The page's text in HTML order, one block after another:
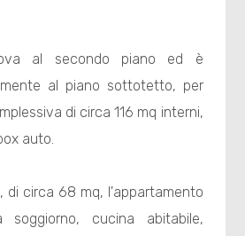
al secondo piano ed è
al piano sottotetto, per
di circa 116 mq interni,
auto.
di circa 68 mq, l'appartamento
cucina abitabile,